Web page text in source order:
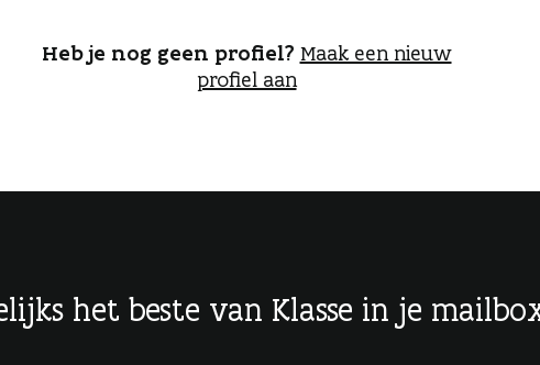
e
n
Heb je nog geen profiel? Maak een nieuw
profiel aan
het beste van Klasse in je